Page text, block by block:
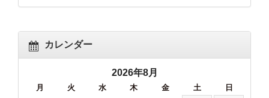
カレンダー
2026年8月
月 火 水 木 金 土 日